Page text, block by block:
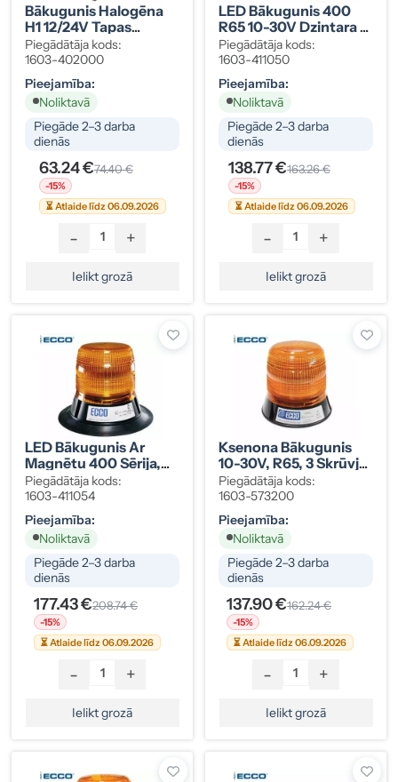
Bākugunis Halogēna
H1 12/24V Tapas
Stiprinājums
Piegādātāja kods:
1603-402000
Pieejamība:
Noliktavā
Piegāde 2–3 darba
dienās
63.24 €74.40 €
-15%
⏳ Atlaide līdz 06.09.2026
- +
Ielikt grozā
LED Bākugunis 400
R65 10-30V Dzintara 3
Skrūves
Piegādātāja kods:
1603-411050
Pieejamība:
Noliktavā
Piegāde 2–3 darba
dienās
138.77 €163.26 €
-15%
⏳ Atlaide līdz 06.09.2026
- +
Ielikt grozā
LED Bākugunis Ar
Magnētu 400 Sērija,
Dzintara, 10-30V, ECE
R65
Piegādātāja kods:
1603-411054
Pieejamība:
Noliktavā
Piegāde 2–3 darba
dienās
177.43 €208.74 €
-15%
⏳ Atlaide līdz 06.09.2026
- +
Ielikt grozā
Ksenona Bākugunis
10-30V, R65, 3 Skrūvju
Stiprinājums
Piegādātāja kods:
1603-573200
Pieejamība:
Noliktavā
Piegāde 2–3 darba
dienās
137.90 €162.24 €
-15%
⏳ Atlaide līdz 06.09.2026
- +
Ielikt grozā